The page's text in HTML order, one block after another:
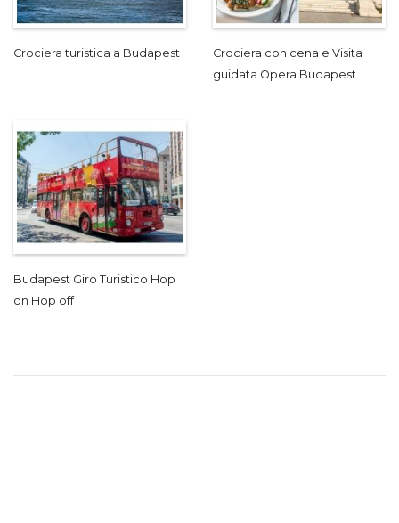
Crociera turistica a Budapest
Crociera con cena e Visita
guidata Opera Budapest
Budapest Giro Turistico Hop
on Hop off